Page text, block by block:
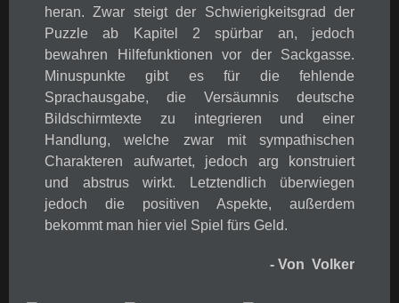
heran. Zwar steigt der Schwierigkeitsgrad der
Puzzle ab Kapitel 2 spürbar an, jedoch
bewahren Hilfefunktionen vor der Sackgasse.
Minuspunkte gibt es für die fehlende
Sprachausgabe, die Versäumnis deutsche
Bildschirmtexte zu integrieren und einer
Handlung, welche zwar mit sympathischen
Charakteren aufwartet, jedoch arg konstruiert
und abstrus wirkt. Letztendlich überwiegen
jedoch die positiven Aspekte, außerdem
bekommt man hier viel Spiel fürs Geld.
- Von Volker